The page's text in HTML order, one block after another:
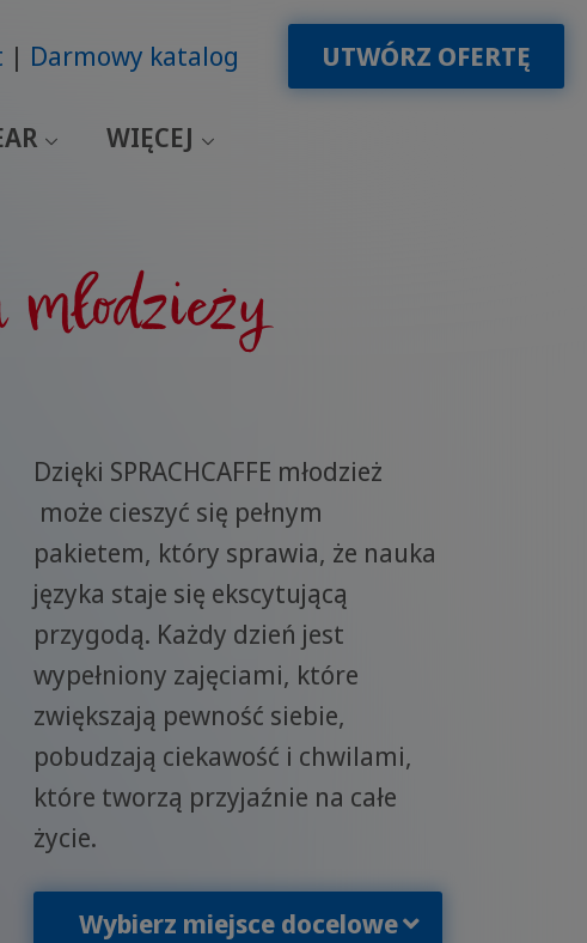
Darmowy katalog UTWÓRZ OFERTĘ
WIĘCEJ
Dzięki SPRACHCAFFE młodzież
może cieszyć się pełnym
pakietem, który sprawia, że nauka
języka staje się ekscytującą
przygodą. Każdy dzień jest
wypełniony zajęciami, które
zwiększają pewność siebie,
pobudzają ciekawość i chwilami,
które tworzą przyjaźnie na całe
życie.
Wybierz miejsce docelowe
Wybierz miejsce docelowe